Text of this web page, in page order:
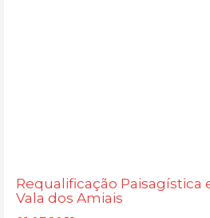
Requalificação Paisagística
Vala dos Amiais